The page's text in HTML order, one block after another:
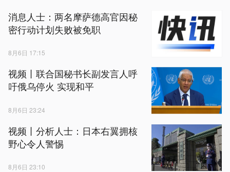
消息人士：两名摩萨德高官因秘
密行动计划失败被免职
8月6日 17:15
视频丨联合国秘书长副发言人呼
吁俄乌停火 实现和平
8月6日 23:24
视频丨分析人士：日本右翼拥核
野心令人警惕
8月6日 23:10